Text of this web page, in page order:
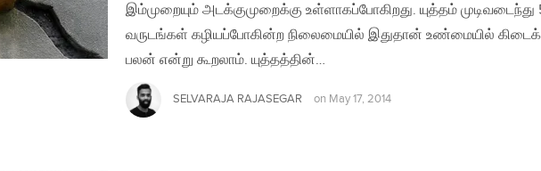
இம்முறையும் அடக்குமுறைக்கு உள்ளாகப்போகிறது. யுத்தம் முடிவடைந்து
வருடங்கள் கழியப்போகின்ற நிலைமையில் இதுதான் உண்மையில்
பலன் என்று கூறலாம். யுத்தத்தின்…
SELVARAJA RAJASEGAR on May 17, 2014